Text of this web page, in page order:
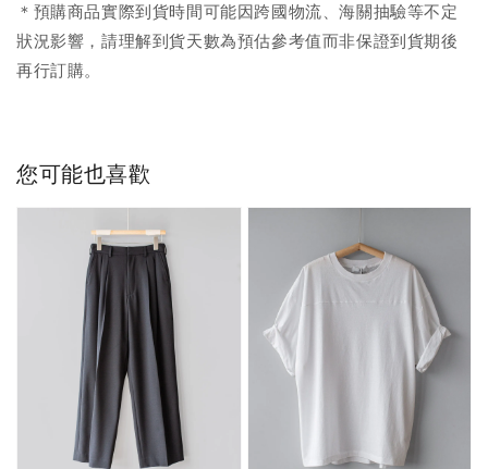
＊預購商品實際到貨時間可能因跨國物流、海關抽驗等不定
狀況影響，請理解到貨天數為預估參考值而非保證到貨期後
再行訂購。
您可能也喜歡